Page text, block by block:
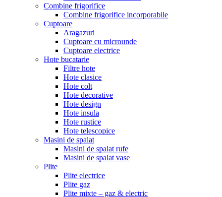
Combine frigorifice
Combine frigorifice incorporabile
Cuptoare
Aragazuri
Cuptoare cu microunde
Cuptoare electrice
Hote bucatarie
Filtre hote
Hote clasice
Hote colt
Hote decorative
Hote design
Hote insula
Hote rustice
Hote telescopice
Masini de spalat
Masini de spalat rufe
Masini de spalat vase
Plite
Plite electrice
Plite gaz
Plite mixte – gaz & electric